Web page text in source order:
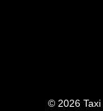
© 2026 Taxi